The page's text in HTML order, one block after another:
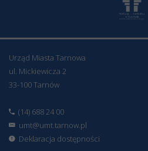
Urząd Miasta Tarnowa
ul. Mickiewicza 2
33-100 Tarnów
(14) 688 24 00
umt@umt.tarnow.pl
Deklaracja dostępności